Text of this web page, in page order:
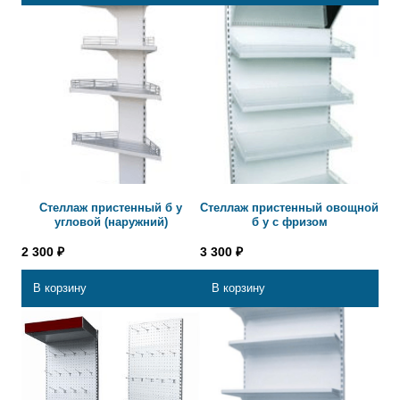
Стеллаж пристенный б у
угловой (наружний)
2 300 ₽
В корзину
Стеллаж пристенный овощной
б у с фризом
3 300 ₽
В корзину